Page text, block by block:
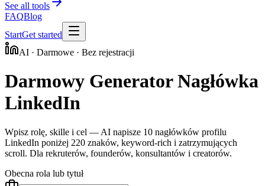
See all tools
FAQBlog
StartGet started
AI · Darmowe · Bez rejestracji
Darmowy Generator Nagłówka
LinkedIn
Wpisz rolę, skille i cel — AI napisze 10 nagłówków profilu
LinkedIn poniżej 220 znaków, keyword-rich i zatrzymujących
scroll. Dla rekruterów, founderów, konsultantów i creatorów.
Obecna rola lub tytuł